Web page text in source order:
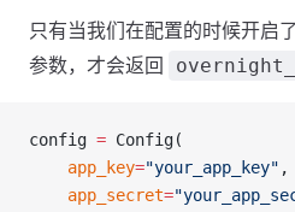
只有当我们在配置的时候开启了
参数，才会返回
config = Config(
    app_key
="your_app_key" ,
    app_secret
=